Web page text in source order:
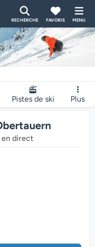
RECHERCHE FAVORIS MENU
Pistes de ski Plus
en direct